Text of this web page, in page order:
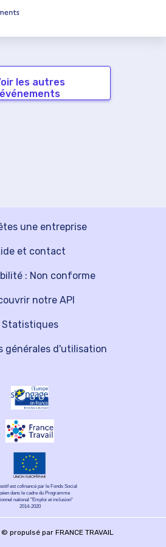
les autres
événements
une entreprise
notre API
et contact
Statistiques
: Non conforme
générales d'utilisation
est cofinancé par le Fonds Social
dans le cadre du Programme
national "Emploi et inclusion"
2014-2020
propulsé par FRANCE TRAVAIL